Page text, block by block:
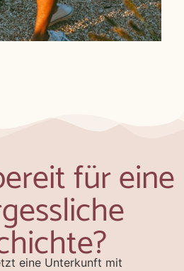
für eine
eine Unterkunft mit